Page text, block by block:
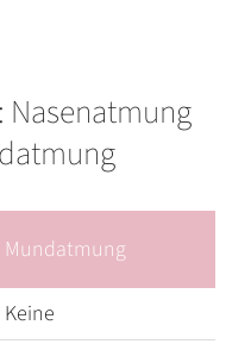
Mundatmung
Keine